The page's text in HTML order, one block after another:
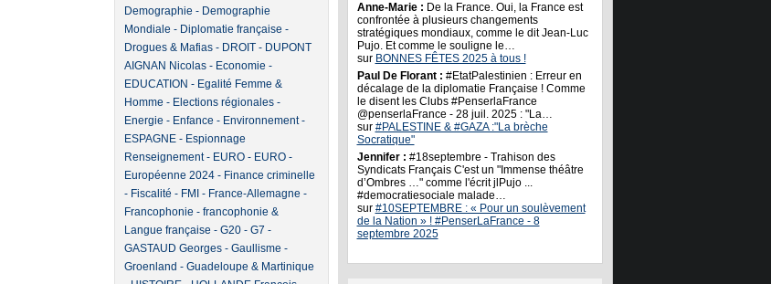
Demographie - Demographie
Mondiale - Diplomatie française -
Drogues & Mafias- DROIT- DUPONT
AIGNAN Nicolas- Economie -
EDUCATION - Egalité Femme &
Homme - Elections régionales-
Energie - Enfance - Environnement-
ESPAGNE- Espionnage
Renseignement- EURO- EURO-
Européenne 2024- Finance criminelle
- Fiscalité - FMI - France-Allemagne -
Francophonie - francophonie &
Langue française - G20- G7 -
GASTAUD Georges- Gaullisme -
Groenland - Guadeloupe & Martinique
Anne-Marie : De la France. Oui, la France est
confrontée à plusieurs changements
stratégiques mondiaux, comme le dit Jean-Luc
Pujo. Et comme le souligne le…
sur BONNES FÊTES 2025 à tous !
Paul De Florant : #EtatPalestinien : Erreur en
décalage de la diplomatie Française ! Comme
le disent les Clubs #PenserlaFrance
@penserlaFrance - 28 juil. 2025 : "La…
sur #PALESTINE & #GAZA :"La brèche
Socratique"
Jennifer : #18septembre - Trahison des
Syndicats Français C'est un "Immense théâtre
d’Ombres …" comme l'écrit jlPujo ...
#democratiesociale malade…
sur #10SEPTEMBRE : « Pour un soulèvement
de la Nation » ! #PenserLaFrance - 8
septembre 2025